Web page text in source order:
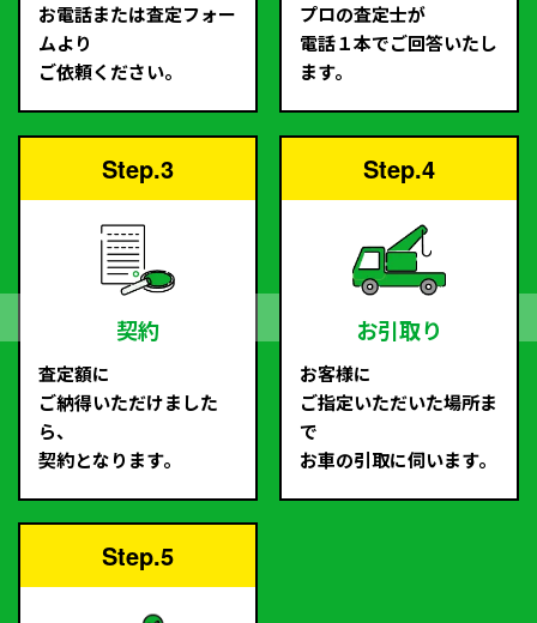
お電話または査定フォー
ムより
ご依頼ください。
プロの査定士が
電話１本でご回答いたし
ます。
Step.3
契約
査定額に
ご納得いただけました
ら、
契約となります。
Step.4
お引取り
お客様に
ご指定いただいた場所ま
で
お車の引取に伺います。
Step.5